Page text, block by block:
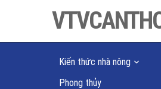
Kiến thức nhà nông
Phong thủy